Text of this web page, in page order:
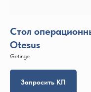
Стол
Otesus
Getinge
Запросить КП